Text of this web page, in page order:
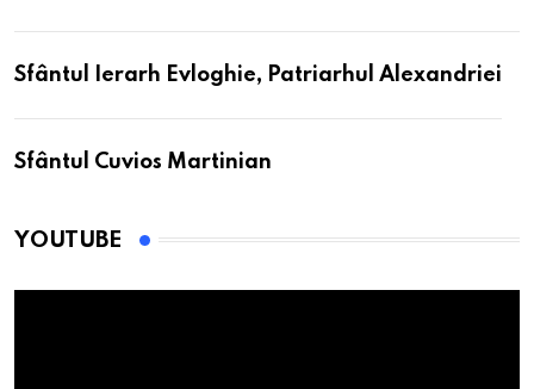
Sfântul Ierarh Evloghie, Patriarhul Alexandriei
Sfântul Cuvios Martinian
YOUTUBE